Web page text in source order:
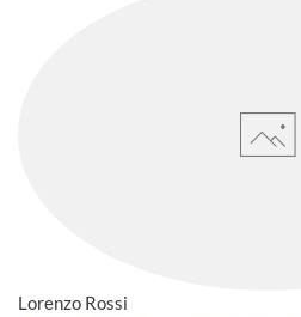
Lorenzo Rossi